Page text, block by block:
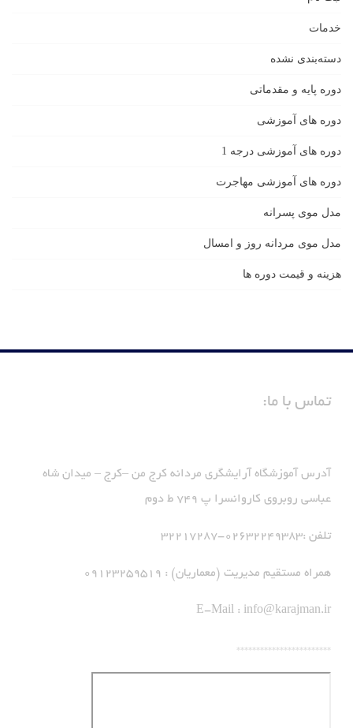
خدمات
دسته‌بندی نشده
دوره پایه و مقدماتی
دوره های آموزشی
دوره های آموزشی درجه 1
دوره های آموزشی مهاجرت
مدل موی پسرانه
مدل موی مردانه روز و امسال
هزینه و قیمت دوره ها
تماس با ما:
آدرس آموزشگاه آرایشگری مردانه کرج من –کرج – میدان شاه
عباسی روبروی کاروانسرا پ 749 ط دوم
تلفن :02632249383-32217287
همراه مستقیم مدیریت (معماریان) : 09123259519
E-Mail : info@karajman.ir
************************